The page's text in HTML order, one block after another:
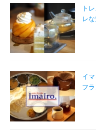
ト
レ
イ
フ